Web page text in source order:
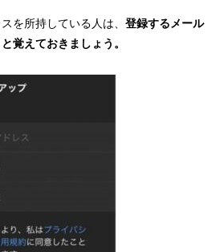
を所持している人は、 登録するメール
覚えておきましょう。